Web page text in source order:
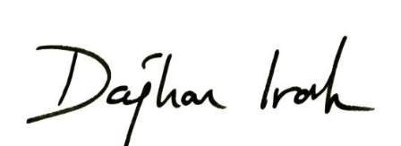
content